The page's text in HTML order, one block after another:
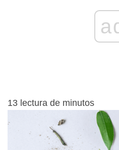
13 lectura de minutos